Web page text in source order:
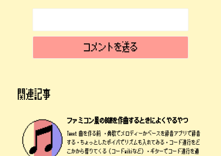
関連記事
ファミコン風のBGMを作曲するときによくやるやつ
Tweet 曲を作る前 ・鼻歌でメロディーかベースを録音アプリで録音
する・ちょっとしたボイパでリズムも入れてみる・コード進行をど
こかから借りてくる（コードwikiなど）・ギターでコード進行を適